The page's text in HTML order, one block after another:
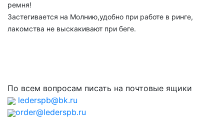
ремня!
Застегивается на Молнию,удобно при работе в ринге,
лакомства не выскакивают при беге.
По всем вопросам писать на почтовые ящики
lederspb@bk.ru
order@lederspb.ru